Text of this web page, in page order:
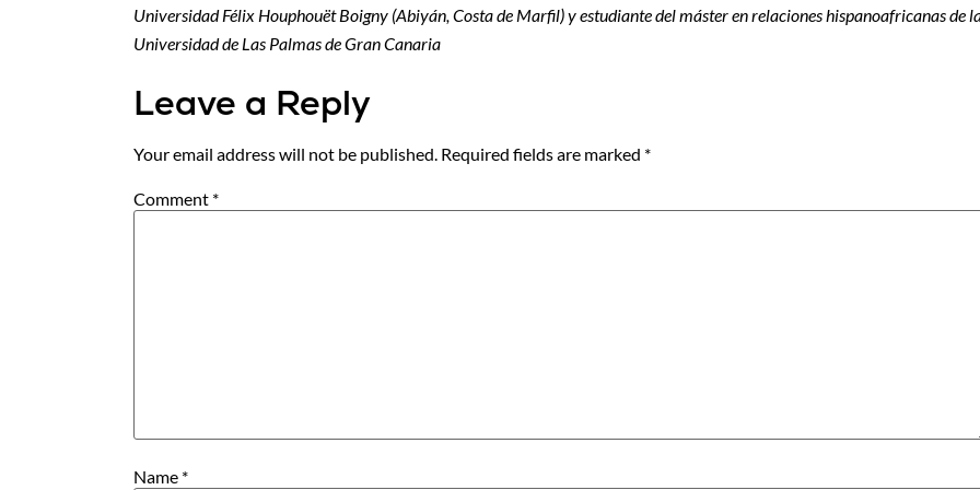
Universidad Félix Houphouët Boigny (Abiyán, Costa de Marfil) y estudiante del máster en relaciones hispanoafricanas de
Universidad de Las Palmas de Gran Canaria
Leave a Reply
Your email address will not be published. Required fields are marked *
Comment *
Name *